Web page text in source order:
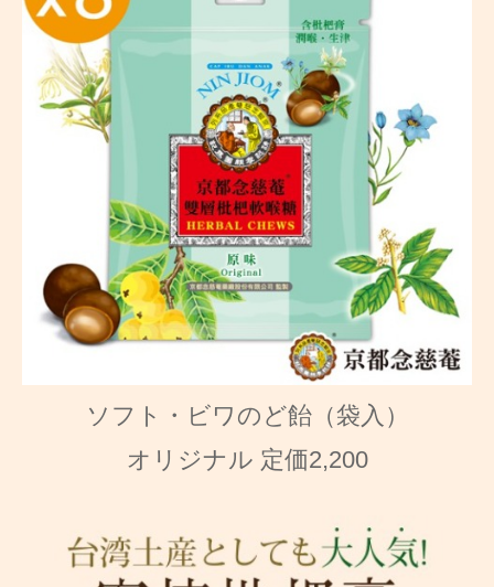
ソフト・ビワのど飴（袋入）
オリジナル 定価2,200